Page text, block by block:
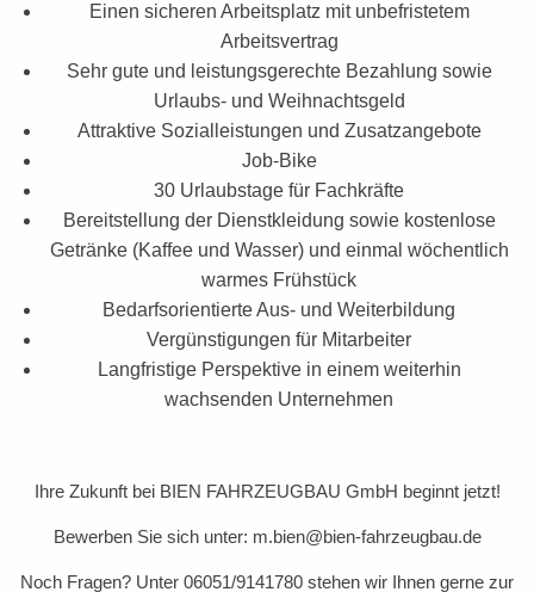
Einen sicheren Arbeitsplatz mit unbefristetem
Arbeitsvertrag
Sehr gute und leistungsgerechte Bezahlung sowie
Urlaubs- und Weihnachtsgeld
Attraktive Sozialleistungen und Zusatzangebote
Job-Bike
30 Urlaubstage für Fachkräfte
Bereitstellung der Dienstkleidung sowie kostenlose
Getränke (Kaffee und Wasser) und einmal wöchentlich
warmes Frühstück
Bedarfsorientierte Aus- und Weiterbildung
Vergünstigungen für Mitarbeiter
Langfristige Perspektive in einem weiterhin
wachsenden Unternehmen
Ihre Zukunft bei BIEN FAHRZEUGBAU GmbH beginnt jetzt!
Bewerben Sie sich unter: m.bien@bien-fahrzeugbau.de
Noch Fragen? Unter 06051/9141780 stehen wir Ihnen gerne zur